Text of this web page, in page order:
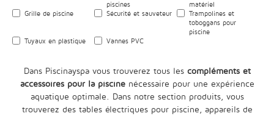
Dans Piscinayspa vous trouverez tous les compléments et
accessoires pour la piscinenécessaire pour une expérience
aquatique optimale. Dans notre section produits, vous
trouverez des tables électriques pour piscine, appareils de
piscines
matériel
Grille de piscine
Sécurité et sauveteur
Trampolines et
toboggans pour
piscine
Tuyaux en plastique
Vannes PVC